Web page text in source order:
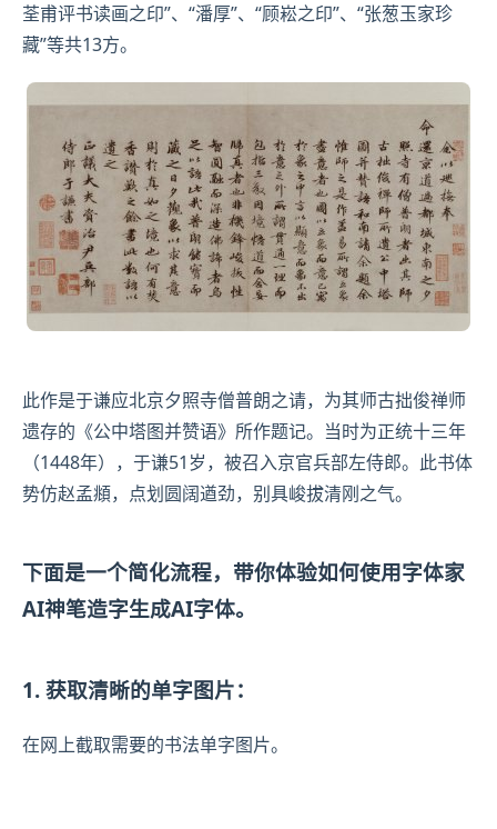
荃甫评书读画之印”、“潘厚”、“顾崧之印”、“张葱玉家珍
藏”等共13方。
此作是于谦应北京夕照寺僧普朗之请，为其师古拙俊禅师
遗存的《公中塔图并赞语》所作题记。当时为正统十三年
（1448年），于谦51岁，被召入京官兵部左侍郎。此书体
势仿赵孟頫，点划圆阔遒劲，别具峻拔清刚之气。
下面是一个简化流程，带你体验如何使用字体家
AI神笔造字生成AI字体。
1. 获取清晰的单字图片：
在网上截取需要的书法单字图片。